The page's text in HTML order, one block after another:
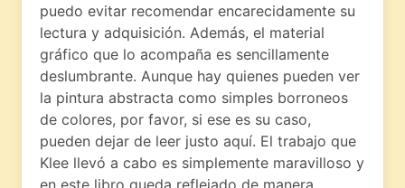
puedo evitar recomendar encarecidamente su
lectura y adquisición. Además, el material
gráfico que lo acompaña es sencillamente
deslumbrante. Aunque hay quienes pueden ver
la pintura abstracta como simples borroneos
de colores, por favor, si ese es su caso,
pueden dejar de leer justo aquí. El trabajo que
Klee llevó a cabo es simplemente maravilloso y
en este libro queda reflejado de manera